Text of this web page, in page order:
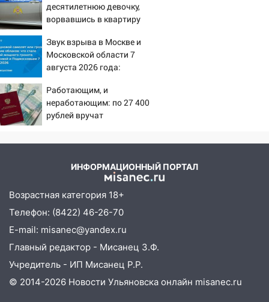
08:22
Подросток на питбайке сбил
велосипедистку: пострадали двое
07:20
Жара возвращается: ожидается
знойный и сухой четверг
06:00
Под Ульяновском при развороте
пострадал 38-летний водитель
иномарки
второй мужчина в мире сталкиваются с
быть вызвано облысение и как с этим
03:30
Гороскоп на 7 августа: пятница
принесет прилив творческой энергии и
отличные шансы исправить старые
ошибки
06.08.2026
23:20 Прогноз погоды на 7 августа в
десятилетнюю девочку,
ворвавшись в квартиру
Звук взрыва в Москве и
Московской области 7
августа 2026 года:
откуда был громкий
хлопок
Работающим, и
неработающим: по 27 400
рублей вручат
ИНФОРМАЦИОННЫЙ ПОРТАЛ
Возрастная категория 18+
Телефон: (8422) 46-26-70
E-mail: misanec@yandex.ru
Главный редактор - Мисанец З.Ф.
Учредитель - ИП Мисанец Р.Р.
© 2014-2026 Новости Ульяновска онлайн misanec.ru